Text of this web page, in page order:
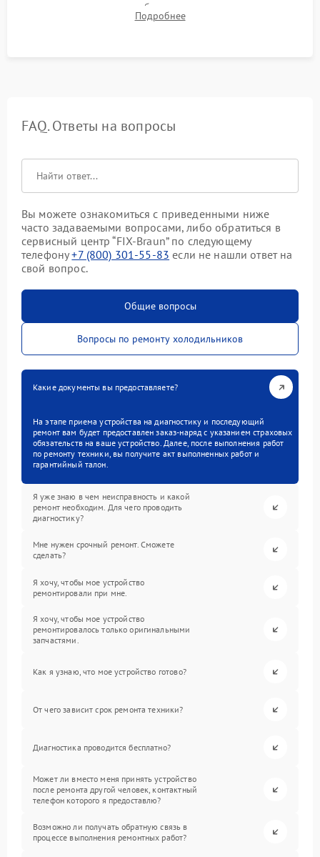
компрессора, отсутствия обмерзания стенок и корректного
срабатывания системы автоматической оттайки.
Подробнее
FAQ. Ответы на вопросы
Вы можете ознакомиться с приведенными ниже
часто задаваемыми вопросами, либо обратиться в
сервисный центр “FIX-Braun” по следующему
телефону+7 (800) 301-55-83 если не нашли ответ на
свой вопрос.
Общие вопросы
Вопросы по ремонту холодильников
Какие документы вы предоставляете?
На этапе приема устройства на диагностику и последующий
ремонт вам будет предоставлен заказ-наряд с указанием страховых
обязательств на ваше устройство. Далее, после выполнения работ
по ремонту техники, вы получите акт выполненных работ и
гарантийный талон.
Я уже знаю в чем неисправность и какой
ремонт необходим. Для чего проводить
диагностику?
Мне нужен срочный ремонт. Сможете
сделать?
Я хочу, чтобы мое устройство
ремонтировали при мне.
Я хочу, чтобы мое устройство
ремонтировалось только оригинальными
запчастями.
Как я узнаю, что мое устройство готово?
От чего зависит срок ремонта техники?
Диагностика проводится бесплатно?
Может ли вместо меня принять устройство
после ремонта другой человек, контактный
телефон которого я предоставлю?
Возможно ли получать обратную связь в
процессе выполнения ремонтных работ?